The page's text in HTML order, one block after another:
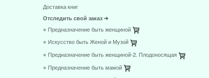
Доставка книг
Отследить свой заказ ➜
⋄ Предназначение быть женщиной
⋄ Искусство быть Женой и Музой
⋄ Предназначение быть женщиной-2. Плодоносящая
⋄ Предназначение быть мамой